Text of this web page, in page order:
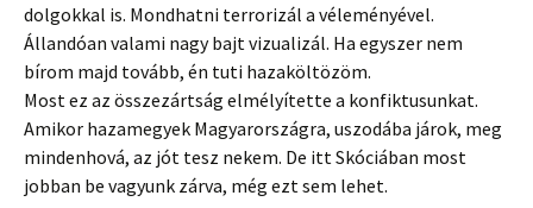
dolgokkal is. Mondhatni terrorizál a véleményével.
Állandóan valami nagy bajt vizualizál. Ha egyszer nem
bírom majd tovább, én tuti hazaköltözöm.
Most ez az összezártság elmélyítette a konfiktusunkat.
Amikor hazamegyek Magyarországra, uszodába járok, meg
mindenhová, az jót tesz nekem. De itt Skóciában most
jobban be vagyunk zárva, még ezt sem lehet.